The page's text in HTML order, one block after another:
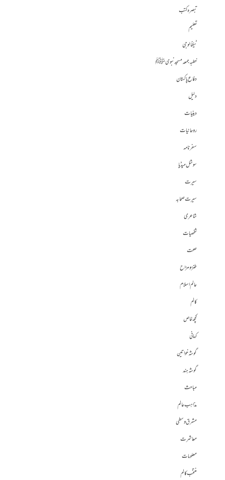
تبصرہ کتب
تعلیم
ٹیکنالوجی
خطبہ جمعہ مسجد نبوی ﷺ
دفاع پاکستان
دلیل
دینیات
روحانیات
سفرنامہ
سوشل میڈیا
سیرت
سیرت صحابہ
شاعری
شخصیات
صحت
طنز و مزاح
عالم اسلام
کالم
کچھ خاص
کہانی
گوشہ خواتین
گوشہ ہند
مباحث
مذاہب عالم
مشرق وسطی
معاشرت
معلومات
منتخب کالم